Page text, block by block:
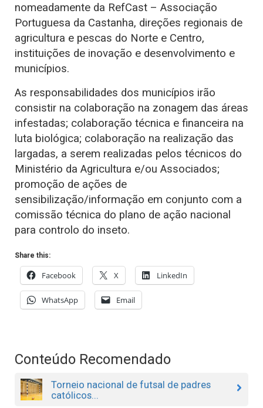
nomeadamente da RefCast – Associação
Portuguesa da Castanha, direções regionais de
agricultura e pescas do Norte e Centro,
instituições de inovação e desenvolvimento e
municípios.
As responsabilidades dos municípios irão
consistir na colaboração na zonagem das áreas
infestadas; colaboração técnica e financeira na
luta biológica; colaboração na realização das
largadas, a serem realizadas pelos técnicos do
Ministério da Agricultura e/ou Associados;
promoção de ações de
sensibilização/informação em conjunto com a
comissão técnica do plano de ação nacional
para controlo do inseto.
Share this:
Facebook X LinkedIn
WhatsApp Email
Conteúdo Recomendado
Torneio nacional de futsal de padres
católicos...